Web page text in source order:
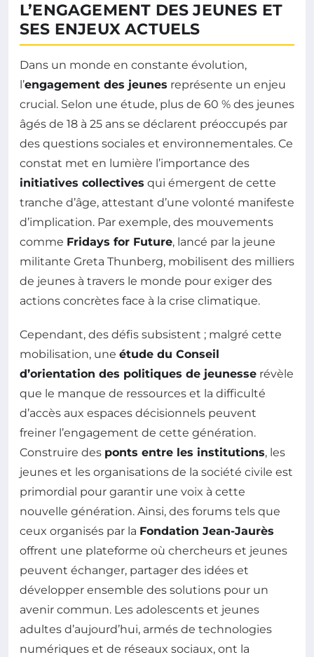
L’ENGAGEMENT DES JEUNES ET
SES ENJEUX ACTUELS
Dans un monde en constante évolution,
l’engagement des jeunes représente un enjeu
crucial. Selon une étude, plus de 60 % des jeunes
âgés de 18 à 25 ans se déclarent préoccupés par
des questions sociales et environnementales. Ce
constat met en lumière l’importance des
initiatives collectives qui émergent de cette
tranche d’âge, attestant d’une volonté manifeste
d’implication. Par exemple, des mouvements
comme Fridays for Future, lancé par la jeune
militante Greta Thunberg, mobilisent des milliers
de jeunes à travers le monde pour exiger des
actions concrètes face à la crise climatique.
Cependant, des défis subsistent ; malgré cette
mobilisation, une étude du Conseil
d’orientation des politiques de jeunesse révèle
que le manque de ressources et la difficulté
d’accès aux espaces décisionnels peuvent
freiner l’engagement de cette génération.
Construire des ponts entre les institutions, les
jeunes et les organisations de la société civile est
primordial pour garantir une voix à cette
nouvelle génération. Ainsi, des forums tels que
ceux organisés par la Fondation Jean-Jaurès
offrent une plateforme où chercheurs et jeunes
peuvent échanger, partager des idées et
développer ensemble des solutions pour un
avenir commun. Les adolescents et jeunes
adultes d’aujourd’hui, armés de technologies
numériques et de réseaux sociaux, ont la